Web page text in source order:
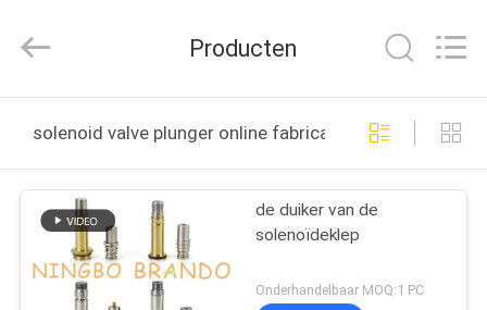
PRODUCTEN
OVER
Reserved.
Producten
solenoid valve plunger online fabricage
de duiker van de
solenoïdeklep
Onderhandelbaar MOQ:1 PC